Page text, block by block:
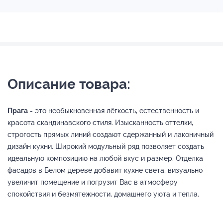
Описание товара:
Прага - это необыкновенная лёгкость, естественность и
красота скандинавского стиля. Изысканность оттелки,
строгость прямых линий создают сдержанный и лаконичный
дизайн кухни. Широкий модульный ряд позволяет создать
идеальную композицию на любой вкус и размер. Отделка
фасадов в Белом дереве добавит кухне света, визуально
увеличит помещение и погрузит Вас в атмосферу
спокойствия и безмятежности, домашнего уюта и тепла.